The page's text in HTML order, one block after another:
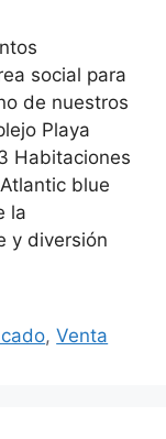
social para
de nuestros
Playa
Habitaciones
blue
la
y diversión
,Venta